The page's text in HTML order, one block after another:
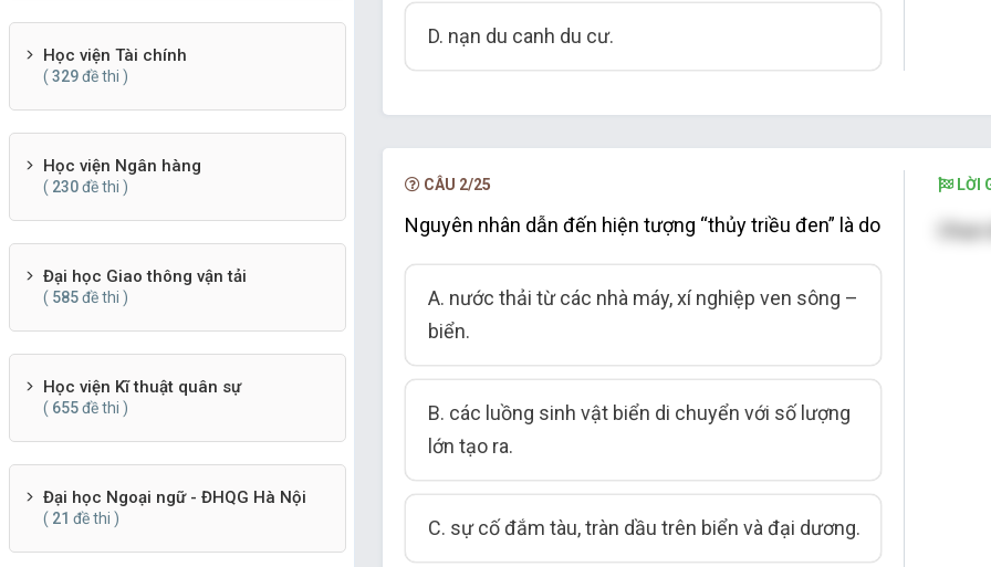
Học viện Tài chính
( 329đề thi )
Học viện Ngân hàng
( 230đề thi )
Đại học Giao thông vận tải
( 585đề thi )
Học viện Kĩ thuật quân sự
( 655đề thi )
Đại học Ngoại ngữ - ĐHQG Hà Nội
( 21 đề thi )
D. nạn du canh du cư.
CÂU 2/25
Nguyên nhân dẫn đến hiện tượng “thủy triều đen” là do
A. nước thải từ các nhà máy, xí nghiệp ven sông –
biển.
B. các luồng sinh vật biển di chuyển với số lượng
lớn tạo ra.
C. sự cố đắm tàu, tràn dầu trên biển và đại dương.
LỜI
Chọn